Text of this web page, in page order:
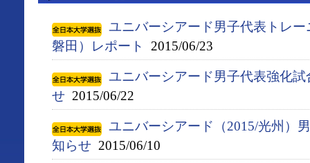
ユニバーシアード男子代表トレ
磐田）レポート
2015/06/23
ユニバーシアード男子代表強化
せ 2015/06/22
ユニバーシアード（2015/光州）
知らせ 2015/06/10